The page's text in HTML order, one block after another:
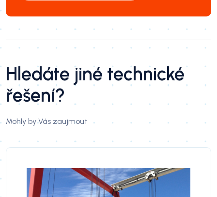
Hledáte jiné technické
řešení?
Mohly by Vás zaujmout